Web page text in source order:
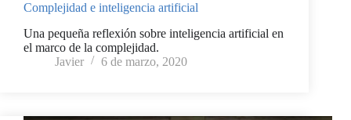
Complejidad e inteligencia artificial
Una pequeña reflexión sobre inteligencia artificial en
el marco de la complejidad.
Javier
6 de marzo, 2020